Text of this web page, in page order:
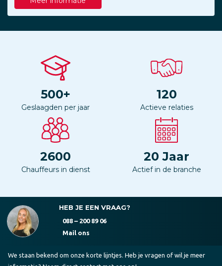
500+
Geslaagden per jaar
120
Actieve relaties
2600
Chauffeurs in dienst
20 Jaar
Actief in de branche
HEB JE EEN VRAAG?
088 – 200 89 06
Mail ons
We staan bekend om onze korte lijntjes. Heb je vragen of wil je meer